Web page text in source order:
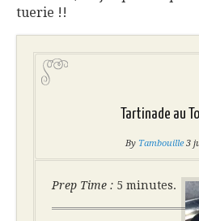
tuerie !!
Tartinade au
By Tambouille 3
Prep Time : 5 minutes.